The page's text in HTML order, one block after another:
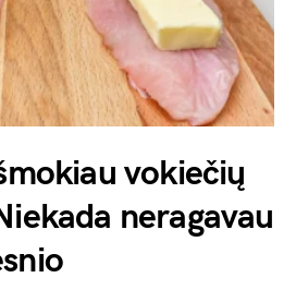
vokiečių
neragavau